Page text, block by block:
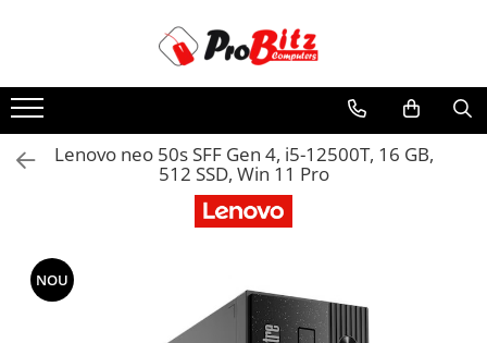
Laptopuri si accesorii
Laptopuri
Laptopuri Second-hand
Componente NOI Laptop
Lenovo neo 50s SFF Gen 4, i5-12500T, 16 GB,
512 SSD, Win 11 Pro
NOU